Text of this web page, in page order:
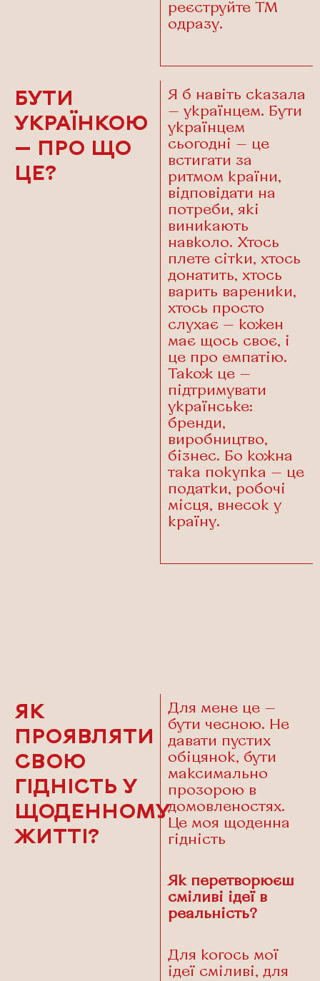
реєструйте ТМ
одразу.
БУТИ
УКРАЇНКОЮ
— ПРО ЩО
ЦЕ?
Я б навіть сказала
— українцем. Бути
українцем
сьогодні — це
встигати за
ритмом країни,
відповідати на
потреби, які
виникають
навколо. Хтось
плете сітки, хтось
донатить, хтось
варить вареники,
хтось просто
слухає — кожен
має щось своє, і
це про емпатію.
Також це —
підтримувати
українське:
бренди,
виробництво,
бізнес. Бо кожна
така покупка — це
податки, робочі
місця, внесок у
країну.
ЯК
ПРОЯВЛЯТИ
СВОЮ
ГІДНІСТЬ У
ЩОДЕННОМУ
ЖИТТІ?
Для мене це —
бути чесною. Не
давати пустих
обіцянок, бути
максимально
прозорою в
домовленостях.
Це моя щоденна
гідність
Як перетворюєш
сміливі ідеї в
реальність?
Для когось мої
ідеї сміливі, для